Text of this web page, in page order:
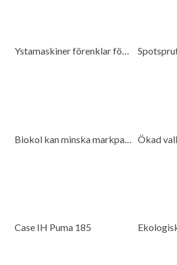
Ystamaskiner förenklar för kunderna
Ökad
Case IH Puma 185